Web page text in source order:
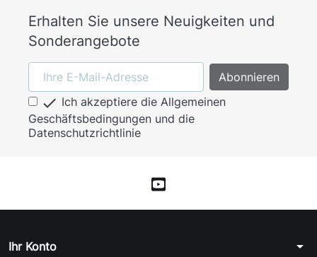
Erhalten Sie unsere Neuigkeiten und
Sonderangebote
 Ich akzeptiere die Allgemeinen
Geschäftsbedingungen und die
Datenschutzrichtlinie
Ihr Konto arrow_drop_down